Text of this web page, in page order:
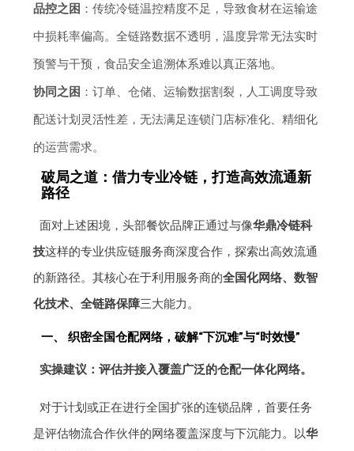
品控之困 ：传统冷链温控精度不足，导致食材在运输途
中损耗率偏高。全链路数据不透明，温度异常无法实时
预警与干预，食品安全追溯体系难以真正落地。
协同之困 ：订单、仓储、运输数据割裂，人工调度导致
配送计划灵活性差，无法满足连锁门店标准化、精细化
的运营需求。
破局之道：借力专业冷链，打造高效流通新
路径
面对上述困境，头部餐饮品牌正通过与像华鼎冷链科
技这样的专业供应链服务商深度合作，探索出高效流通
的新路径。其核心在于利用服务商的全国化网络、数智
化技术、全链路保障三大能力。
一、 织密全国仓配网络，破解“下沉难”与“时效慢”
实操建议：评估并接入覆盖广泛的仓配一体化网络。
对于计划或正在进行全国扩张的连锁品牌，首要任务
是评估物流合作伙伴的网络覆盖深度与下沉能力。以华